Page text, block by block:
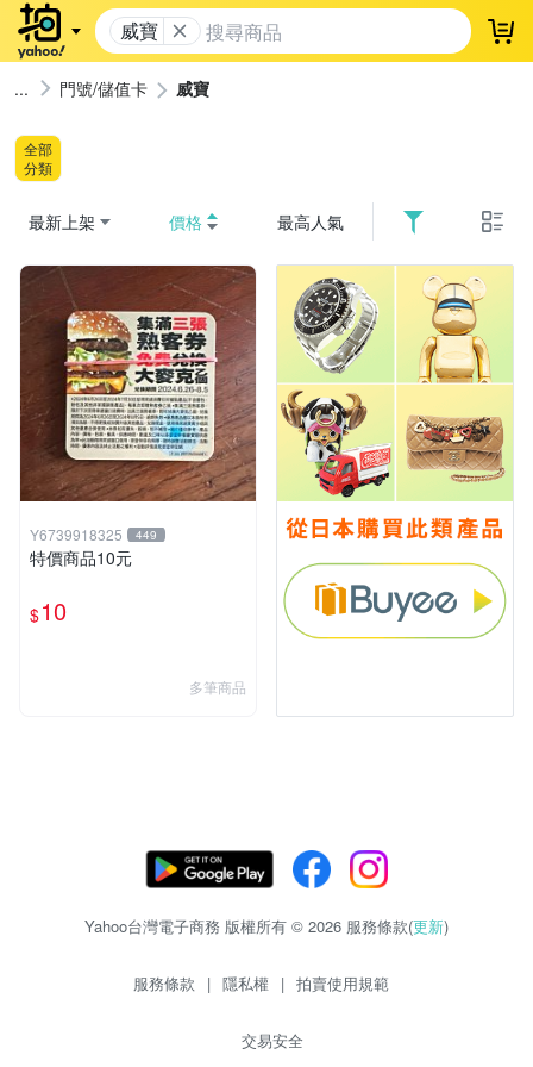
威寶 登
門號/儲值卡 威寶
全部
分類
最新上架 價格 最高人氣
Y6739918325 449
特價商品10元
$10
多筆商品
Yahoo台灣電子商務 版權所有 © 2026 服務條款(更新)
服務條款 | 隱私權 | 拍賣使用規範
交易安全